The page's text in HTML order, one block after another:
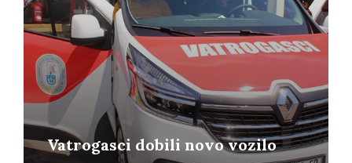
Vatrogasci dobili novo vozilo